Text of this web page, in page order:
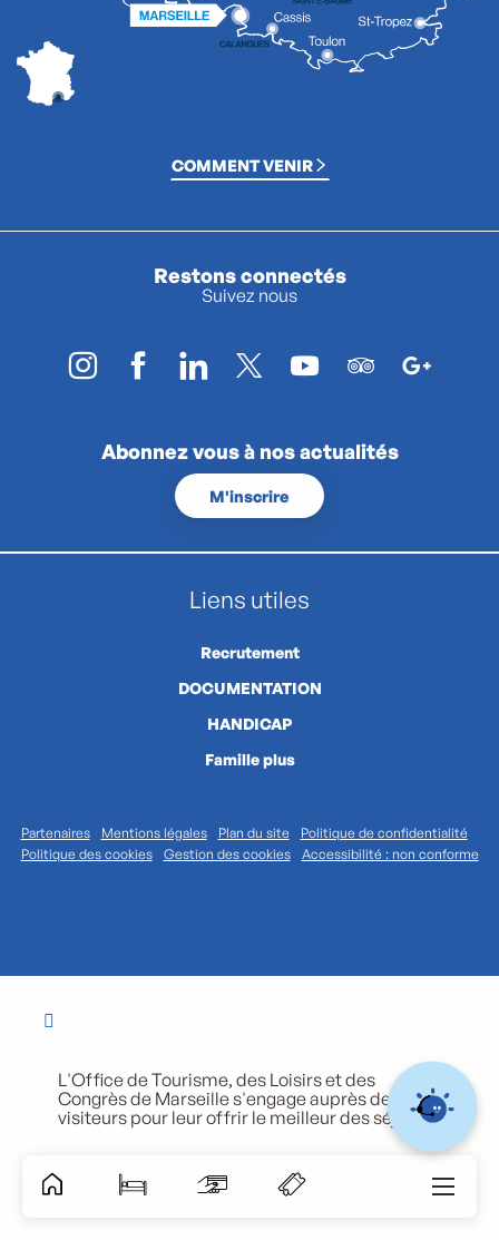
COMMENT VENIR
Restons connectés
Suivez nous
Abonnez vous à nos actualités
M'inscrire
Liens utiles
Recrutement
DOCUMENTATION
HANDICAP
Famille plus
Partenaires Mentions légales Plan du site
Politique de confidentialité
Politique des cookies
Gestion des cookies Accessibilité : non conforme
L'Office de Tourisme, des Loisirs et des
Congrès de Marseille s'engage auprès de ses
visiteurs pour leur offrir le meilleur des séjours.